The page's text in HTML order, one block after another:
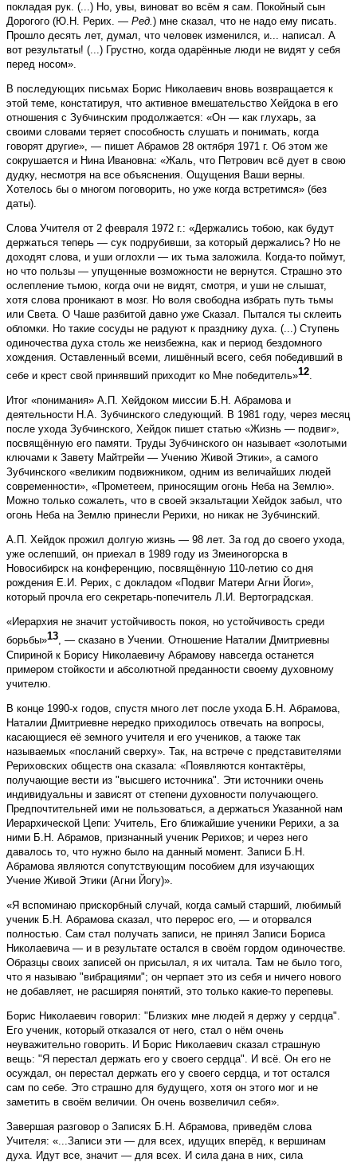
покладая рук. (...) Но, увы, виноват во всём я сам. Покойный сын
Дорогого (Ю.Н. Рерих. — Ред.) мне сказал, что не надо ему писать.
Прошло десять лет, думал, что человек изменился, и... написал. А
вот результаты! (...) Грустно, когда одарённые люди не видят у себя
перед носом».
В последующих письмах Борис Николаевич вновь возвращается к
этой теме, констатируя, что активное вмешательство Хейдока в его
отношения с Зубчинским продолжается: «Он — как глухарь, за
своими словами теряет способность слушать и понимать, когда
говорят другие», — пишет Абрамов 28 октября 1971 г. Об этом же
сокрушается и Нина Ивановна: «Жаль, что Петрович всё дует в свою
дудку, несмотря на все объяснения. Ощущения Ваши верны.
Хотелось бы о многом поговорить, но уже когда встретимся» (без
даты).
Слова Учителя от 2 февраля 1972 г.: «Держались тобою, как будут
держаться теперь — сук подрубивши, за который держались? Но не
доходят слова, и уши оглохли — их тьма заложила. Когда-то поймут,
но что пользы — упущенные возможности не вернутся. Страшно это
ослепление тьмою, когда очи не видят, смотря, и уши не слышат,
хотя слова проникают в мозг. Но воля свободна избрать путь тьмы
или Света. О Чаше разбитой давно уже Сказал. Пытался ты склеить
обломки. Но такие сосуды не радуют к празднику духа. (...) Ступень
одиночества духа столь же неизбежна, как и период бездомного
хождения. Оставленный всеми, лишённый всего, себя победивший в
себе и крест свой принявший приходит ко Мне победитель»12.
Итог «понимания» А.П. Хейдоком миссии Б.Н. Аб­рамова и
деятельности Н.А. Зубчинского следующий. В 1981 году, через месяц
после ухода Зубчинского, Хейдок пишет статью «Жизнь — подвиг»,
посвящённую его памяти. Труды Зубчинского он называет «золотыми
ключами к Завету Майтрейи — Учению Живой Этики», а самого
Зубчинского «великим по­движником, одним из величайших людей
современности», «Прометеем, приносящим огонь Неба на Землю».
Можно только сожалеть, что в своей экзальтации Хейдок забыл, что
огонь Неба на Землю принесли Рерихи, но никак не Зубчинский.
А.П. Хейдок прожил долгую жизнь — 98 лет. За год до своего ухода,
уже ослепший, он приехал в 1989 году из Змеиногорска в
Новосибирск на конференцию, посвящённую 110-летию со дня
рождения Е.И. Рерих, с докладом «Подвиг Матери Агни Йоги»,
который прочла его секретарь-попечитель Л.И. Вертоградская.
«Иерархия не значит устойчивость покоя, но устойчивость среди
борьбы»13, — сказано в Учении. Отношение Наталии Дмитриевны
Спириной к Борису Николаевичу Абрамову навсегда останется
примером стойкости и абсолютной преданности своему духовному
учителю.
В конце 1990-х годов, спустя много лет после ухода Б.Н. Абрамова,
Наталии Дмитриевне нередко приходилось отвечать на вопросы,
касающиеся её земного учителя и его учеников, а также так
называемых «посланий сверху». Так, на встрече с представителями
Рериховских обществ она сказала: «Появляются контактёры,
получающие вести из "высшего источника". Эти источники очень
индивидуальны и зависят от степени духовности получающего.
Предпочтительней ими не пользоваться, а держаться Указанной нам
Иерархической Цепи: Учитель, Его ближайшие ученики Рерихи, а за
ними Б.Н. Абрамов, признанный ученик Рерихов; и через него
давалось то, что нужно было на данный момент. Записи Б.Н.
Абрамова являются сопутствующим пособием для изучающих
Учение Живой Этики (Агни Йогу)».
«Я вспоминаю прискорбный случай, когда самый старший, любимый
ученик Б.Н. Абрамова сказал, что перерос его, — и оторвался
полностью. Сам стал получать записи, не принял Записи Бориса
Николаевича — и в результате остался в своём гордом одиночестве.
Образцы своих записей он присылал, я их читала. Там не было того,
что я называю "вибрациями"; он черпает это из себя и ничего нового
не добавляет, не расширяя понятий, это только какие-то перепевы.
Борис Николаевич говорил: "Близких мне людей я держу у сердца".
Его ученик, который отказался от него, стал о нём очень
неуважительно говорить. И Борис Николаевич сказал страшную
вещь: "Я перестал держать его у своего сердца". И всё. Он его не
осуждал, он перестал держать его у своего сердца, и тот остался
сам по себе. Это страшно для будущего, хотя он этого мог и не
заметить в своём величии. Он очень возвеличил себя».
Завершая разговор о Записях Б.Н. Абрамова, приведём слова
Учителя: «...Записи эти — для всех, идущих вперёд, к вершинам
духа. Идут все, значит — для всех. И сила дана в них, сила